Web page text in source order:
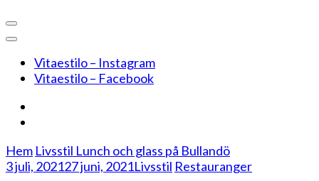
Vitaestilo – Instagram
Vitaestilo – Facebook
Hem Livsstil Lunch och glass på Bullandö
3 juli, 202127 juni, 2021Livsstil Restauranger